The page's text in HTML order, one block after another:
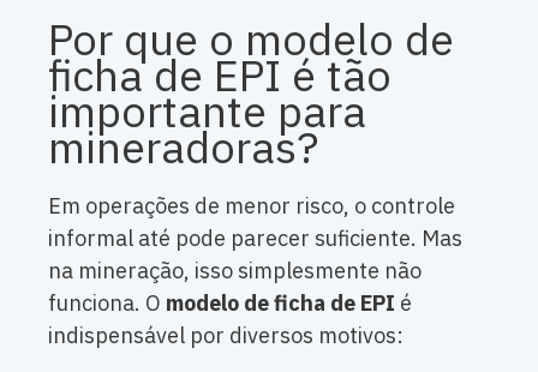
Por que o modelo de
ficha de EPI é tão
importante para
mineradoras?
Em operações de menor risco, o controle
informal até pode parecer suficiente. Mas
na mineração, isso simplesmente não
funciona. O modelo de ficha de EPI é
indispensável por diversos motivos: